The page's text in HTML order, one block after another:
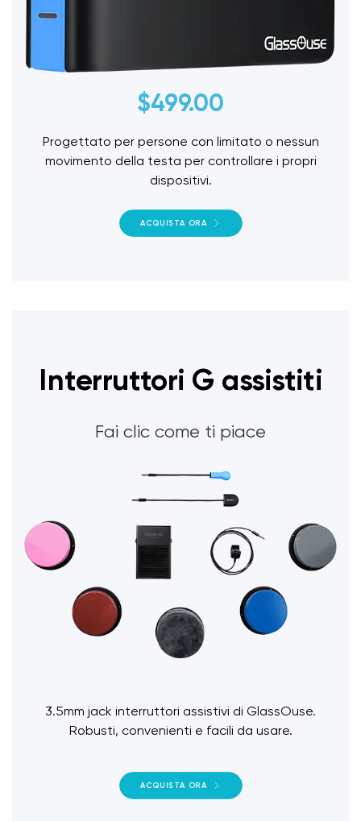
$499.00
Progettato per persone con limitato o nessun
movimento della testa per controllare i propri
dispositivi.
ACQUISTA ORA
Interruttori G assistiti
Fai clic come ti piace
3.5mm jack interruttori assistivi di GlassOuse.
Robusti, convenienti e facili da usare.
ACQUISTA ORA